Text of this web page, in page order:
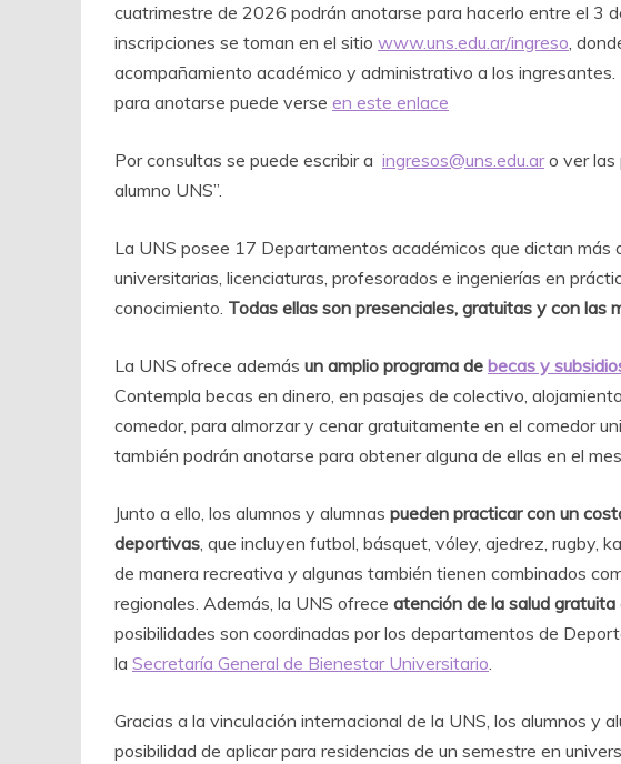
cuatrimestre de 2026 podrán anotarse para hacerlo entre el 3
inscripciones se toman en el sitio www.uns.edu.ar/ingreso,
acompañamiento académico y administrativo a los
para anotarse puede verse en este enlace
Por consultas se puede escribir a ingresos@uns.edu.aro ver las
alumno UNS”.
La UNS posee 17 Departamentos académicos que dictan más
universitarias, licenciaturas, profesorados e ingenierías en
conocimiento. Todas ellas son presenciales, gratuitas y con las
La UNS ofrece además un amplio programa de becas y
Contempla becas en dinero, en pasajes de colectivo,
comedor, para almorzar y cenar gratuitamente en el comedor
también podrán anotarse para obtener alguna de ellas en el
Junto a ello, los alumnos y alumnas pueden practicar con un
deportivas, que incluyen futbol, básquet, vóley, ajedrez, rugby,
de manera recreativa y algunas también tienen combinados
regionales. Además, la UNS ofrece atención de la salud gratuita
posibilidades son coordinadas por los departamentos de
la Secretaría General de Bienestar Universitario.
Gracias a la vinculación internacional de la UNS, los alumnos y
posibilidad de aplicar para residencias de un semestre en